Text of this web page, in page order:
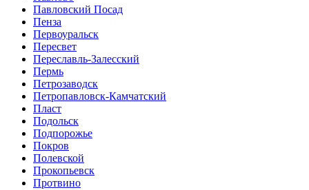
Павловский Посад
Пенза
Первоуральск
Пересвет
Переславль-Залесский
Пермь
Петрозаводск
Петропавловск-Камчатский
Пласт
Подольск
Подпорожье
Покров
Полевской
Прокопьевск
Протвино